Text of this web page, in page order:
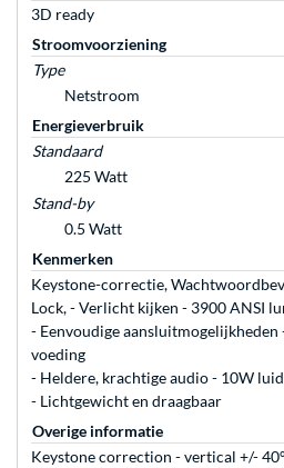
3D ready
Stroomvoorziening
Type
Netstroom
Energieverbruik
Standaard
225 Watt
Stand-by
0.5 Watt
Kenmerken
Keystone-correctie,
Lock, - Verlicht kijken - 3900 ANSI
- Eenvoudige aansluitmogelijkheden
voeding
- Heldere, krachtige audio - 10W
- Lichtgewicht en draagbaar
Overige informatie
Keystone correction - vertical +/-